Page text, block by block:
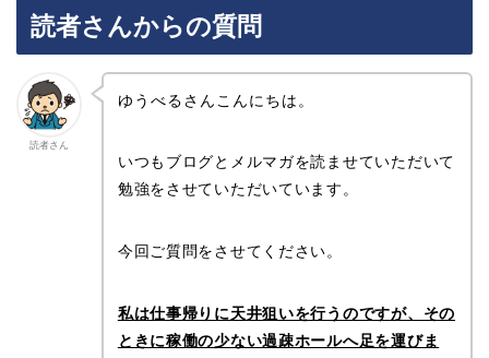
読者さんからの質問
読者さん
ゆうべるさんこんにちは。
いつもブログとメルマガを読ませていただいて
勉強をさせていただいています。
今回ご質問をさせてください。
私は仕事帰りに天井狙いを行うのですが、その
ときに稼働の少ない過疎ホールへ足を運びま